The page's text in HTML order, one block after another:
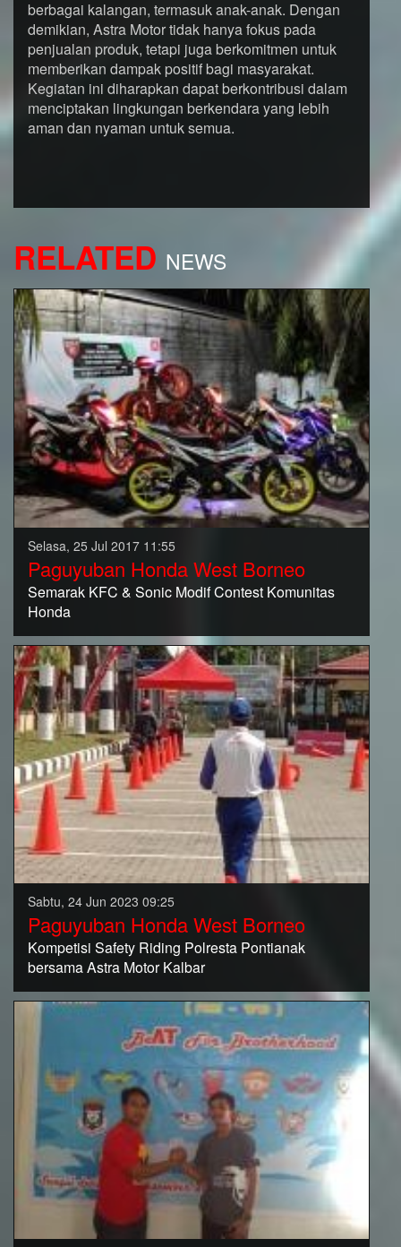
berbagai kalangan, termasuk anak-anak. Dengan
demikian, Astra Motor tidak hanya fokus pada
penjualan produk, tetapi juga berkomitmen untuk
memberikan dampak positif bagi masyarakat.
Kegiatan ini diharapkan dapat berkontribusi dalam
menciptakan lingkungan berkendara yang lebih
aman dan nyaman untuk semua.
RELATED NEWS
Selasa, 25 Jul 2017 11:55
Paguyuban Honda West Borneo
Semarak KFC & Sonic Modif Contest Komunitas
Honda
Sabtu, 24 Jun 2023 09:25
Paguyuban Honda West Borneo
Kompetisi Safety Riding Polresta Pontianak
bersama Astra Motor Kalbar